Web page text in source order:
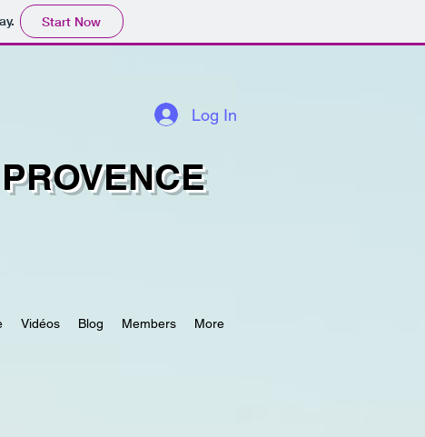
Start Now
Log In
Vidéos Blog Members More